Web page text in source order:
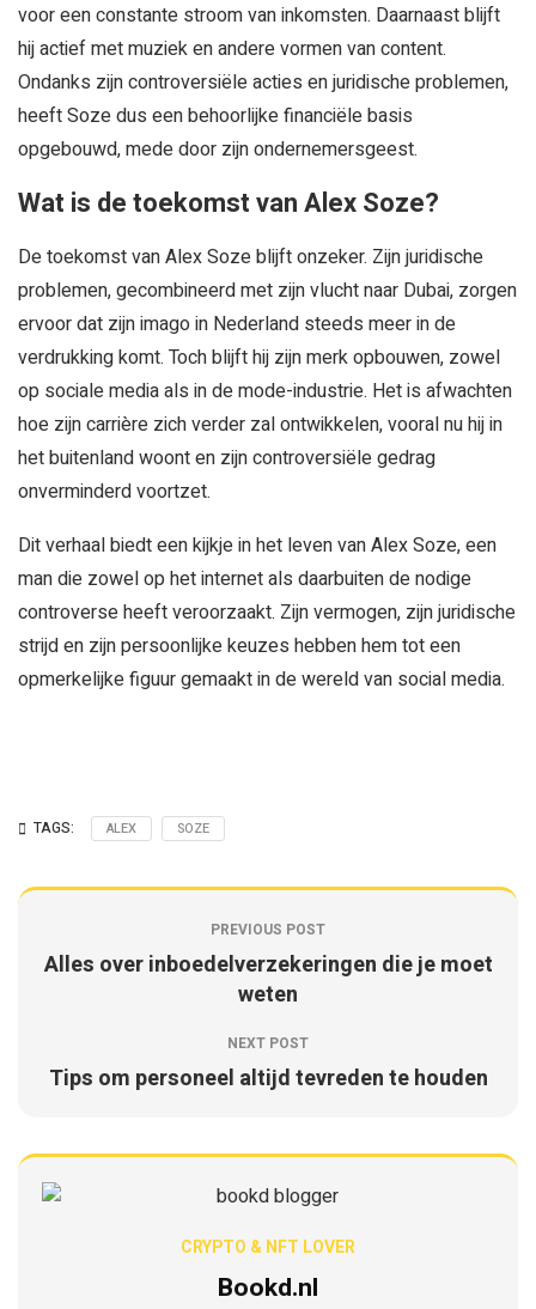
voor een constante stroom van inkomsten. Daarnaast blijft
hij actief met muziek en andere vormen van content.
Ondanks zijn controversiële acties en juridische problemen,
heeft Soze dus een behoorlijke financiële basis
opgebouwd, mede door zijn ondernemersgeest.
Wat is de toekomst van Alex Soze?
De toekomst van Alex Soze blijft onzeker. Zijn juridische
problemen, gecombineerd met zijn vlucht naar Dubai, zorgen
ervoor dat zijn imago in Nederland steeds meer in de
verdrukking komt. Toch blijft hij zijn merk opbouwen, zowel
op sociale media als in de mode-industrie. Het is afwachten
hoe zijn carrière zich verder zal ontwikkelen, vooral nu hij in
het buitenland woont en zijn controversiële gedrag
onverminderd voortzet.
Dit verhaal biedt een kijkje in het leven van Alex Soze, een
man die zowel op het internet als daarbuiten de nodige
controverse heeft veroorzaakt. Zijn vermogen, zijn juridische
strijd en zijn persoonlijke keuzes hebben hem tot een
opmerkelijke figuur gemaakt in de wereld van social media.
TAGS: ALEX SOZE
PREVIOUS POST
Alles over inboedelverzekeringen die je moet
weten
NEXT POST
Tips om personeel altijd tevreden te houden
CRYPTO & NFT LOVER
Bookd.nl